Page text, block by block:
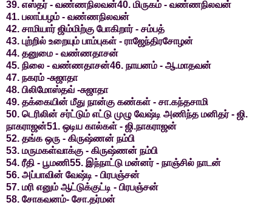
39. எஸ்தர் - வண்ணநிலவன்40. மிருகம் - வண்ணநிலவன்
41. பலாப்பழம் - வண்ணநிலவன்
42. சாமியார் ஜிம்மிற்கு போகிறார் - சம்பத்
43. புற்றில் உறையும் பாம்புகள் - ராஜேந்திரசோழன்
44. தனுமை - வண்ணதாசன்
45. நிலை - வண்ணதாசன்46. நாயனம் - ஆ.மாதவன்
47. நகரம் -சுஜாதா
48. பிலிமோஸ்தவ் -சுஜாதா
49. தக்கையின் மீது நான்கு கண்கள் - சா.கந்தசாமி
50. டெரிலின் சர்ட்டும் எட்டு முழு வேஷ்டி அணிந்த மனிதர் - ஜி.
நாகராஜன்51. ஒடிய கால்கள் - ஜி.நாகராஜன்
52. தங்க ஒரு - கிருஷ்ணன் நம்பி
53. மருமகள்வாக்கு - கிருஷ்ணன் நம்பி
54. ரீதி - பூமணி55. இந்நாட்டு மன்னர் - நாஞ்சில் நாடன்
56. அப்பாவின் வேஷ்டி - பிரபஞ்சன்
57. மரி எனும் ஆட்டுக்குட்டி - பிரபஞ்சன்
58. சோகவனம்- சோ.தர்மன்